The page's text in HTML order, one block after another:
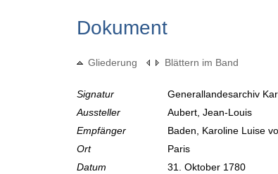
Dokument
Gliederung Blättern im Band
Signatur
Generallandesarchiv
Aussteller
Aubert, Jean-Louis
Empfänger
Baden, Karoline Luise
Ort
Paris
Datum
31. Oktober 1780